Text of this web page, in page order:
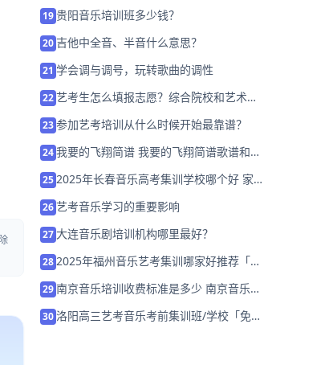
19贵阳音乐培训班多少钱？
20 吉他中全音、半音什么意思？
21 学会调与调号，玩转歌曲的调性
22艺考生怎么填报志愿？综合院校和艺术院
23参加艺考培训从什么时候开始最靠谱？
24我要的飞翔简谱 我要的飞翔简谱歌谱和歌
252025年长春音乐高考集训学校哪个好 家
26艺考音乐学习的重要影响
27大连音乐剧培训机构哪里最好？
282025年福州音乐艺考集训哪家好推荐「考
29南京音乐培训收费标准是多少 南京音乐培
30 洛阳高三艺考音乐考前集训班/学校「免费